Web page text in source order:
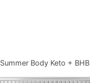
Summer Body Keto + BHB